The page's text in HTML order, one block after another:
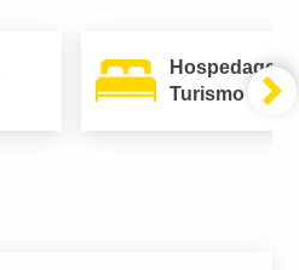
Hospedagem
Turismo